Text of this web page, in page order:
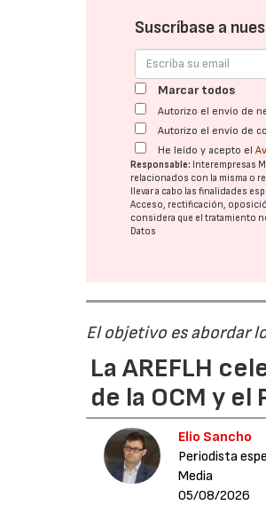
Suscríbase a
Marcar todos
Autorizo el envío de
Autorizo el envío de
He leído y acepto el
Responsable: Interempresas
relacionados con la misma o
llevar a cabo las finalidades
Acceso, rectificación,
considera que el tratamiento
Datos
El objetivo es abordar
La AREFLH
de la OCM y
Elio Sancho
Periodista
Media
05/08/2026